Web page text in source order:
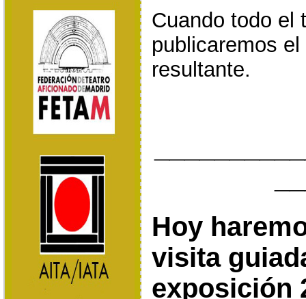
Cuando todo el
publicaremos
resultante.
Hoy
visita
exposición